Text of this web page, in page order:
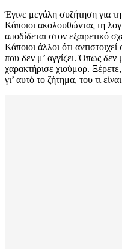
Έγινε μεγάλη συζήτηση για
Κάποιοι ακολουθώντας τη
αποδίδεται στον εξαιρετικό
Κάποιοι άλλοι ότι
που δεν μ’ αγγίζει. Όπως δεν
χαρακτήρισε χιούμορ.
γι’ αυτό το ζήτημα, του τι